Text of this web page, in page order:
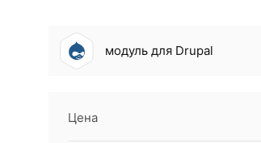
модуль для Drupal
Цена